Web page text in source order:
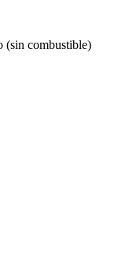
(sin combustible)